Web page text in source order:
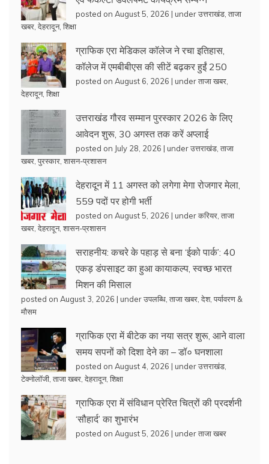
posted on August 5, 2026 | underउत्तराखंड ताजा
खबर देहरादून, शिक्षा
ग्राफिक एरा मेडिकल कॉलेज ने रचा इतिहास,
कॉलेज में एमबीबीएस की सीटें बढ़कर हुईं 250
posted on August 6, 2026 | underताजा खबर
देहरादून, शिक्षा
उत्तराखंड गौरव सम्मान पुरस्कार 2026 के लिए
आवेदन शुरू, 30 अगस्त तक करें अप्लाई
posted on July 28, 2026 | underउत्तराखंड ताजा
खबर पुरस्कार शासन-प्रशासन
देहरादून में 11 अगस्त को लगेगा मेगा रोजगार मेला,
559 पदों पर होगी भर्ती
posted on August 5, 2026 | underकरियर ताजा
खबर देहरादून, शासन-प्रशासन
सराहनीय: कचरे के पहाड़ से बना ‘ईको पार्क’: 40
एकड़ डंपसाइट का हुआ कायाकल्प, स्वच्छ भारत
मिशन की मिसाल
posted on August 3, 2026 | underउपलब्धि ताजा खबर देश, पर्यावरण &
मौसम
ग्राफिक एरा में बीटेक का नया सत्र शुरू, आने वाला
समय सपनों को दिशा देने का – डॉ० घनशाला
posted on August 4, 2026 | underउत्तराखंड
टेक्नोलॉजी ताजा खबर देहरादून, शिक्षा
ग्राफिक एरा में संविधान प्रेरित चित्रों की प्रदर्शनी
‘सौहार्द’ का शुभारंभ
posted on August 5, 2026 | underताजा खबर